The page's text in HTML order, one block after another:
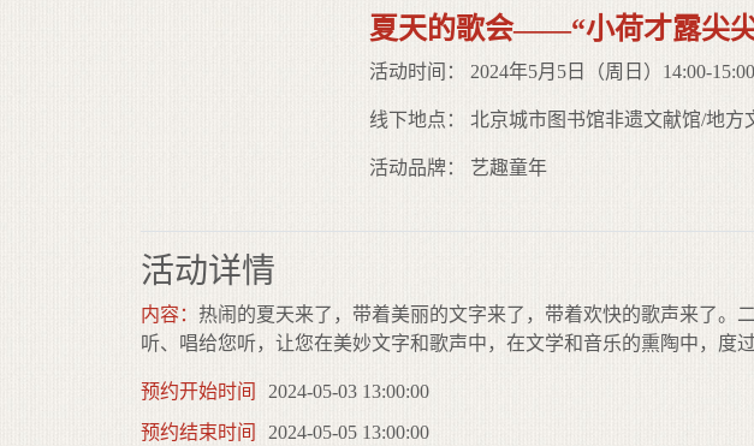
夏天的歌会——“小荷才露尖
活动时间： 2024年5月5日（周日）14:00-15:00
线下地点： 北京城市图书馆非遗文献馆/地方
活动品牌： 艺趣童年
活动详情
内容： 热闹的夏天来了，带着美丽的文字来了，带着欢快的歌声来了。
听、唱给您听，让您在美妙文字和歌声中，在文学和音乐的熏陶中，度
预约开始时间
2024-05-03 13:00:00
预约结束时间
2024-05-05 13:00:00